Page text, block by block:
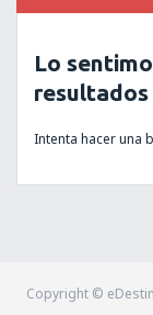
Lo
resultados
Intenta hacer una
Copyright ©